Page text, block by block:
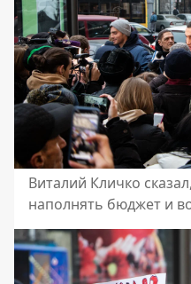
Виталий Кличко
наполнять бюджет и